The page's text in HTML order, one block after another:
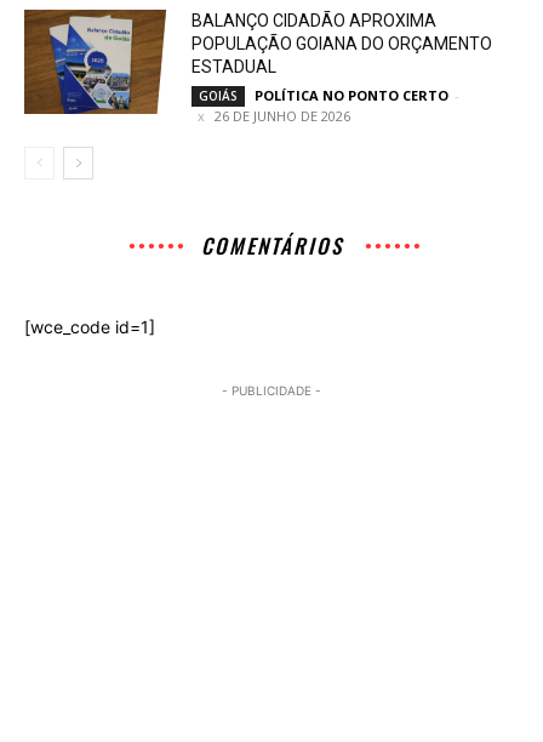
BALANÇO CIDADÃO APROXIMA
POPULAÇÃO GOIANA DO ORÇAMENTO
ESTADUAL
GOIÁS POLÍTICA NO PONTO CERTO -
26 DE JUNHO DE 2026
COMENTÁRIOS
[wce_code id=1]
- PUBLICIDADE -